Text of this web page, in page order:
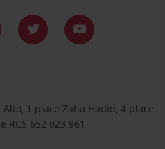
1 place Zaha Hadid, 4 place
RCS 652 023 961